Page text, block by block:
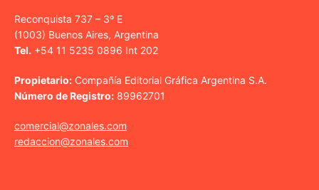
Reconquista 737 – 3º E
(1003) Buenos Aires, Argentina
Tel. +54 11 5235 0896 Int 202
Propietario: Compañía Editorial Gráfica Argentina S.A.
Número de Registro: 89962701
comercial@zonales.com
redaccion@zonales.com